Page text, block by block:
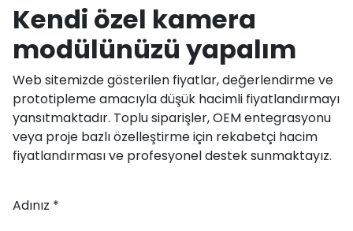
Kendi özel kamera
modülünüzü yapalım
Web sitemizde gösterilen fiyatlar, değerlendirme ve
prototipleme amacıyla düşük hacimli fiyatlandırmayı
yansıtmaktadır. Toplu siparişler, OEM entegrasyonu
veya proje bazlı özelleştirme için rekabetçi hacim
fiyatlandırması ve profesyonel destek sunmaktayız.
Adınız *